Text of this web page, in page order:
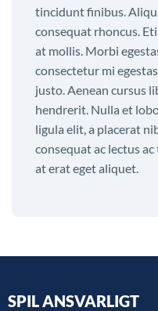
tincidunt finibus.
consequat rhoncus.
at mollis. Morbi
consectetur mi
justo. Aenean cursus
hendrerit. Nulla et
ligula elit, a placerat
consequat ac lectus
at erat eget aliquet.
SPIL ANSVARLIGT